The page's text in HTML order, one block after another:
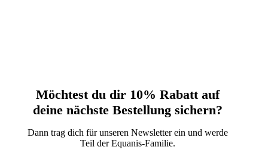
Möchtest du dir 10% Rabatt auf
deine nächste‬ Bestellung sichern?‬
Dann trag dich für unseren Newsletter ein und werde
Teil der Equanis-Familie.‬